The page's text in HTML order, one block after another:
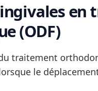
(ODF)
traitement
le